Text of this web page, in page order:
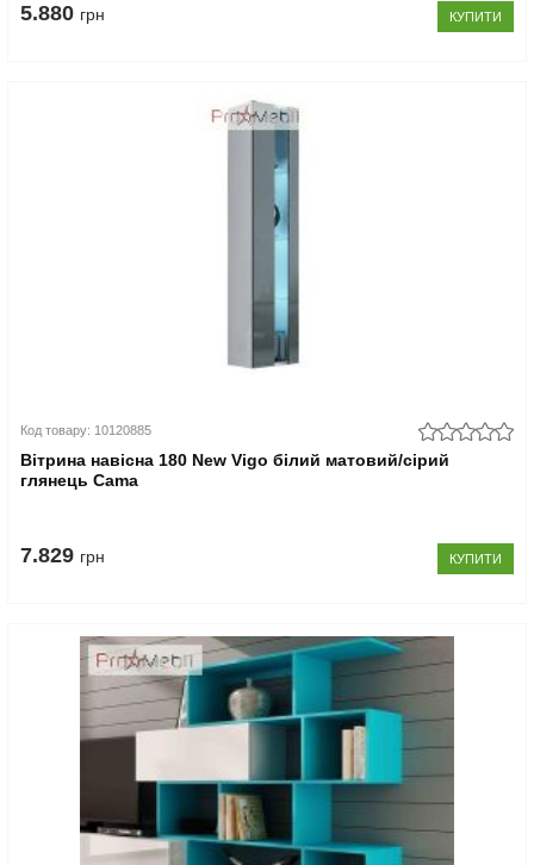
5.880 грн КУПИТИ
Код товару: 10120885
Вітрина навісна 180 New Vigo білий матовий/сірий
глянець Cama
7.829 грн КУПИТИ